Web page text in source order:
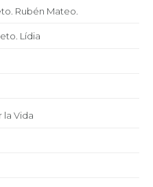
Rubén Mateo.
Lídia
la Vida